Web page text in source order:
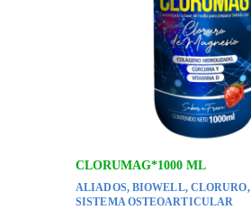
CLORUMAG*1000 ML
ALIADOS, BIOWELL, CLORURO,
SISTEMA OSTEOARTICULAR